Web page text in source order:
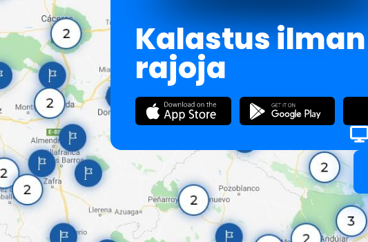
Kalastus ilman
rajoja